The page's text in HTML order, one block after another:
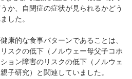
か、自閉症の症状が見られるかどう
した。
康的な食事パターンであることは、
スクの低下（ノルウェー母父子コホ
ョン障害のリスクの低下（ノルウェ
子研究）と関連していました。